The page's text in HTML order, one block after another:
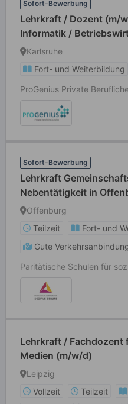
Sofort-Bewerbung
Lehrkraft / Dozent (m/
Informatik /
Karlsruhe
Fort- und Weiterbildung
ProGenius Private
Sofort-Bewerbung
Lehrkraft
Nebentätigkeit in
Offenburg
Teilzeit
Fort- und
Gute
Paritätische Schulen für
Lehrkraft / Fachdozent
Medien (m/w/d)
Leipzig
Vollzeit
Teilzeit